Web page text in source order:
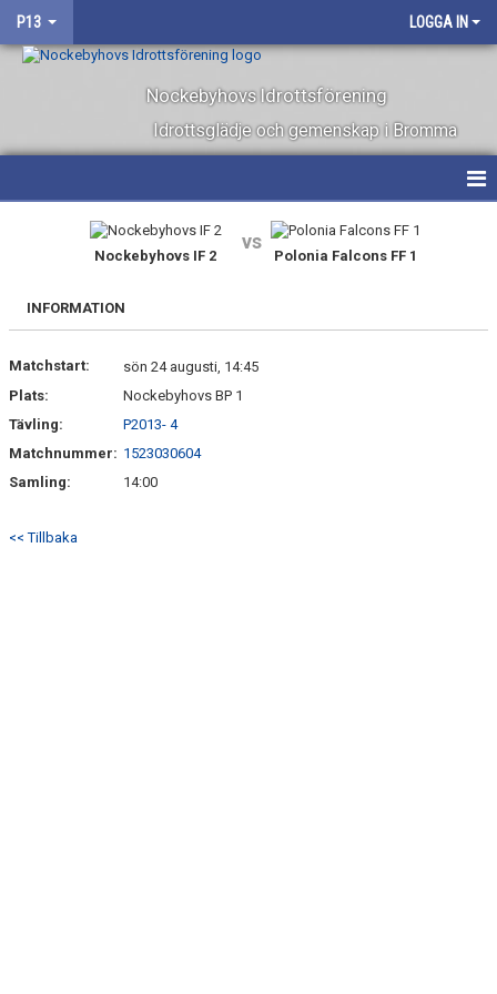
P13 LOGGA IN
Nockebyhovs Idrottsförening
Idrottsglädje och gemenskap i Bromma
KALENDER
MATCHER
DOKUMENT
Nockebyhovs IF 2
vs
Polonia Falcons FF 1
INFORMATION
Matchstart:
sön 24 augusti, 14:45
Plats:
Nockebyhovs BP 1
Tävling:
P2013- 4
Matchnummer: 1523030604
Samling:
14:00
<< Tillbaka